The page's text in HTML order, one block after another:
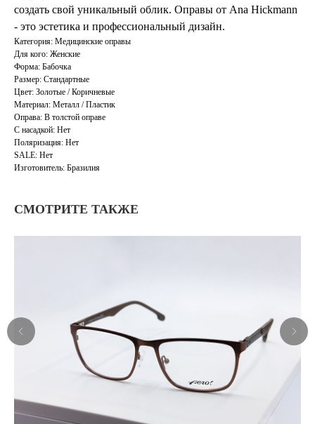
создать свой уникальный облик. Оправы от Ana Hickmann
- это эстетика и профессиональный дизайн.
Категория: Медицинские оправы
Для кого: Женские
Форма: Бабочка
Размер: Стандартные
Цвет: Золотые / Коричневые
Материал: Металл / Пластик
Оправа: В толстой оправе
С насадкой: Нет
Поляризация: Нет
SALE: Нет
Изготовитель: Бразилия
СМОТРИТЕ ТАКЖЕ